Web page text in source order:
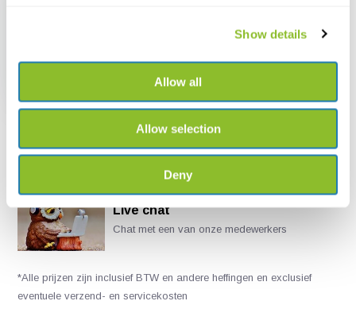
Show details
Allow all
Allow selection
Deny
Live chat
Chat met een van onze medewerkers
*Alle prijzen zijn inclusief BTW en andere heffingen en exclusief
eventuele verzend- en servicekosten